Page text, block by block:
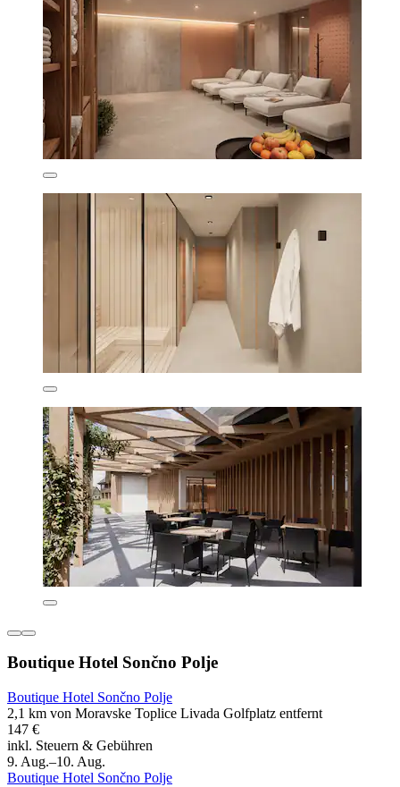
Boutique Hotel Sončno Polje
Boutique Hotel Sončno Polje
2,1 km von Moravske Toplice Livada Golfplatz entfernt
147 €
inkl. Steuern & Gebühren
9. Aug.–10. Aug.
Boutique Hotel Sončno Polje